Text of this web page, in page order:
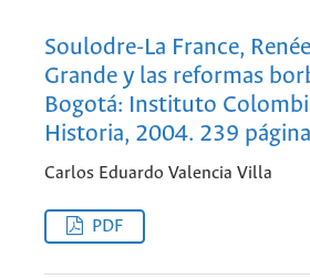
Soulodre-La France,
Grande y las reformas
Bogotá: Instituto
Historia, 2004. 239
Carlos Eduardo Valencia Villa
PDF